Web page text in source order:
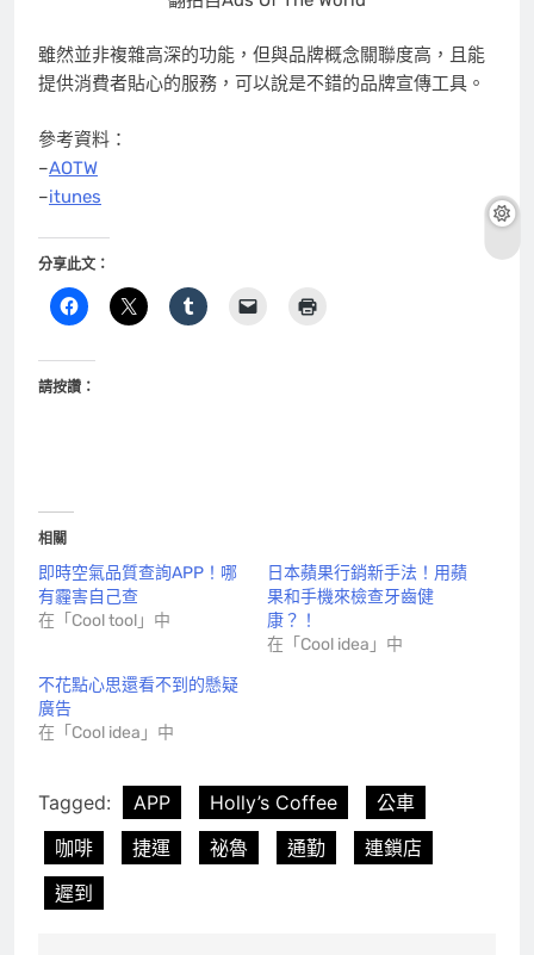
雖然並非複雜高深的功能，但與品牌概念關聯度高，且能
提供消費者貼心的服務，可以說是不錯的品牌宣傳工具。
參考資料：
–AOTW
–itunes
分享此文：
請按讚：
相關
即時空氣品質查詢APP！哪
有霾害自己查
在「Cool tool」中
日本蘋果行銷新手法！用蘋
果和手機來檢查牙齒健
康？！
在「Cool idea」中
不花點心思還看不到的懸疑
廣告
在「Cool idea」中
Tagged: APP Holly’s Coffee
公車
咖啡
捷運 祕魯 通勤
連鎖店
遲到